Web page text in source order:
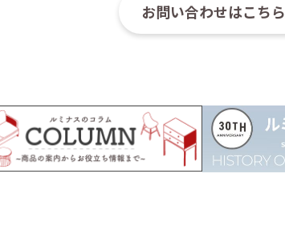
お問い合わせはこちら